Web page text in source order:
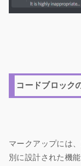
コードブロック
マークアップには
別に設計された機